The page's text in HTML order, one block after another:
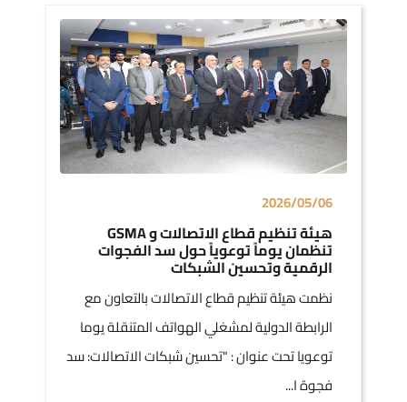
2026/05/06
هيئة تنظيم قطاع الاتصالات و GSMA
تنظمان يوماً توعوياً حول سد الفجوات
الرقمية وتحسين الشبكات
نظمت هيئة تنظيم قطاع الاتصالات بالتعاون مع
الرابطة الدولية لمشغلي الهواتف المتنقلة يوما
توعويا تحت عنوان : "تحسين شبكات الاتصالات: سد
فجوة ا...